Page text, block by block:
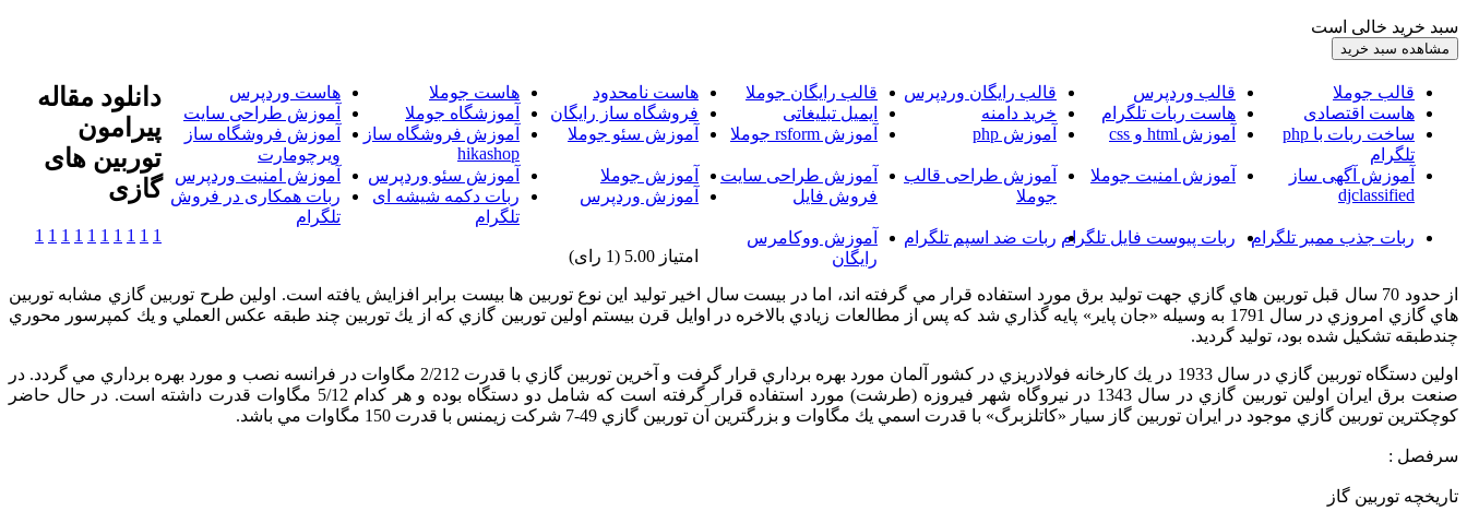
سبد خرید خالی است
قالب جوملا قالب وردپرس قالب رایگان وردپرس قالب رایگان جوملا هاست نامحدود هاست جوملا
هاست وردپرس
هاست اقتصادی
هاست ربات تلگرام خرید دامنه ایمیل تبلیغاتی فروشگاه ساز رایگان آموزشگاه جوملا
آموزش طراحی سایت
ساخت ربات با php
تلگرام
آموزش html و css آموزش php آموزش rsform جوملا آموزش سئو جوملا
آموزش فروشگاه ساز
hikashop
آموزش فروشگاه ساز
ویرچومارت
آموزش آگهی ساز
djclassified
آموزش امنیت جوملا
آموزش طراحی قالب
جوملا
آموزش طراحی سایت
فروش فایل
آموزش جوملا آموزش سئو وردپرس
آموزش امنیت وردپرس
آموزش وردپرس
ربات دکمه شیشه ای
تلگرام
ربات همکاری در فروش
تلگرام
ربات جذب ممبر تلگرام
ربات پیوست فایل تلگرام ربات ضد اسپم تلگرام
آموزش ووکامرس
رایگان
دانلود مقاله
پیرامون
توربین های
گازی
1
1
1
1
1
1
1
1
1
1
امتیاز 5.00 (1 رای)
از حدود 70 سال قبل توربين هاي گازي جهت توليد برق مورد استفاده قرار مي گرفته اند، اما در بيست سال اخير توليد اين نوع توربين ها بيست برابر افزايش يافته است. اولين طرح توربين گازي مشابه توربين
هاي گازي امروزي در سال 1791 به وسيله «جان پاير» پايه گذاري شد كه پس از مطالعات زيادي بالاخره در اوايل قرن بيستم اولين توربين گازي كه از يك توربين چند طبقه عكس العملي و يك كمپرسور محوري
چندطبقه تشكيل شده بود، توليد گرديد.
اولين دستگاه توربين گازي در سال 1933 در يك كارخانه فولادريزي در كشور آلمان مورد بهره برداري قرار گرفت و آخرين توربين گازي با قدرت 2/212 مگاوات در فرانسه نصب و مورد بهره برداري مي گردد. در
صنعت برق ايران اولين توربين گازي در سال 1343 در نيروگاه شهر فيروزه (طرشت) مورد استفاده قرار گرفته است كه شامل دو دستگاه بوده و هر كدام 5/12 مگاوات قدرت داشته است. در حال حاضر
كوچكترين توربين گازي موجود در ايران توربين گاز سيار «كاتلزبرگ» با قدرت اسمي يك مگاوات و بزرگترين آن توربين گازي 49-7 شركت زيمنس با قدرت 150 مگاوات مي باشد.
سرفصل :
تاريخچه توربين گاز